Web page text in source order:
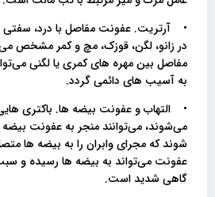
• آرتریت. عفونت مفاصل با درد، سفتی
در زانو، لگن، قوزک، مچ و کمر مشخص
مفاصل بین مهره های کمری یا لگنی
به آسیب های دائمی گردد.
• التهاب و عفونت بیضه ها. باکتری
می‌شوند، می‌توانند منجر به عفونت
شوند که مجرای وابران را به بیضه ها
عفونت می‌تواند به بیضه ها رسیده و
گاهی شدید است.